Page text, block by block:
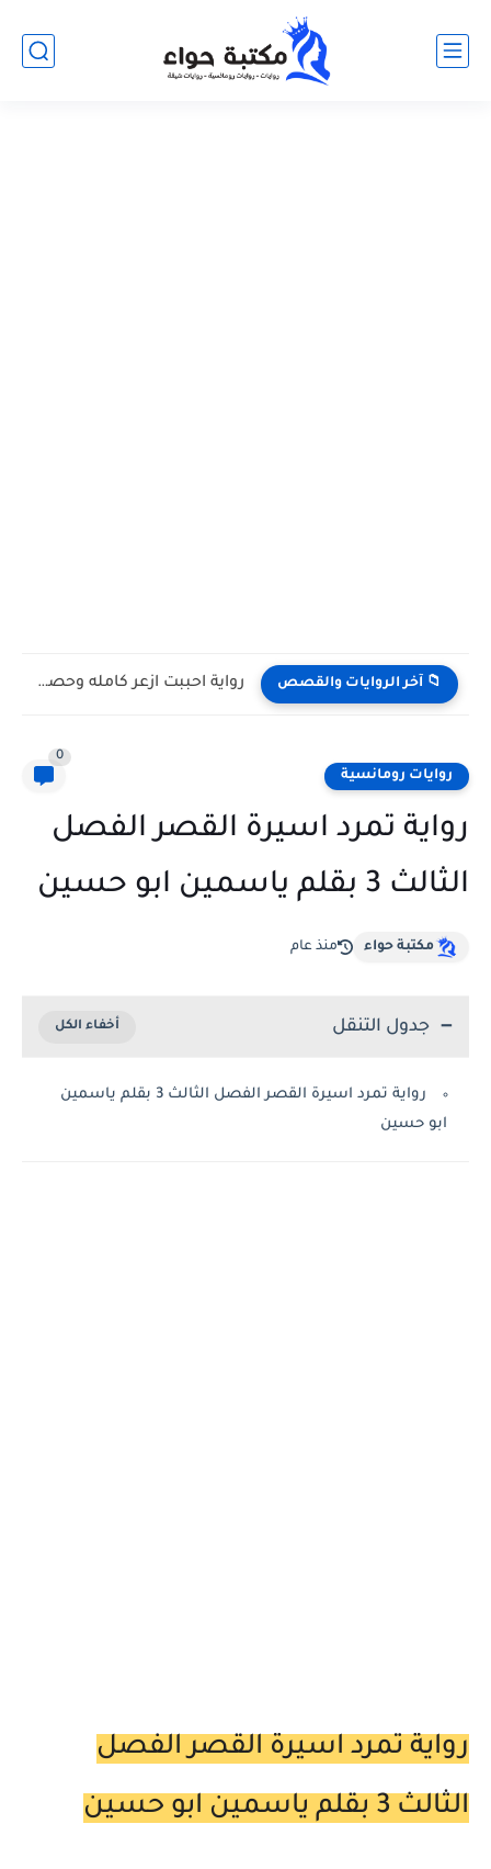
📁 آخر الروايات والقصص رواية احببت ازعر كامله وحصريه بقلم مريم اليوسف
روايات رومانسية
0
رواية تمرد اسيرة القصر الفصل
الثالث 3 بقلم ياسمين ابو حسين
مكتبة حواء منذ عام
جدول التنقل
رواية تمرد اسيرة القصر الفصل الثالث 3 بقلم ياسمين
ابو حسين
رواية تمرد اسيرة القصر الفصل
الثالث 3 بقلم ياسمين ابو حسين